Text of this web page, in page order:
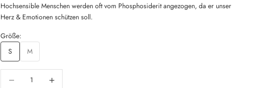
Hochsensible Menschen werden oft vom Phosphosiderit angezogen, da er unser
Herz & Emotionen schützen soll.
Größe:
S
M